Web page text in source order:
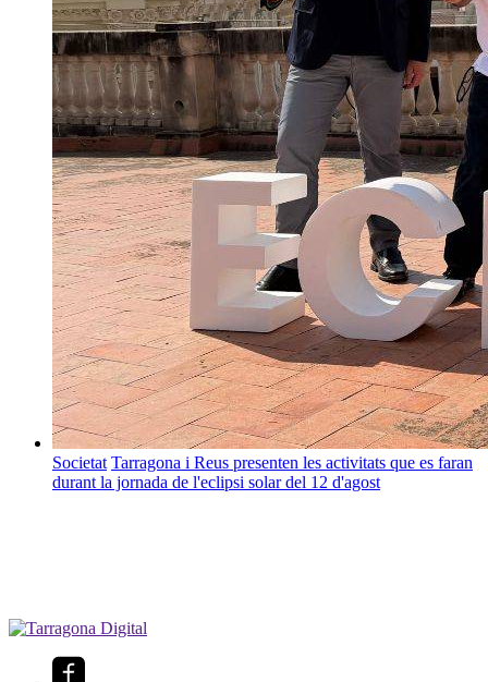
Societat Tarragona i Reus presenten les activitats que es faran
durant la jornada de l'eclipsi solar del 12 d'agost